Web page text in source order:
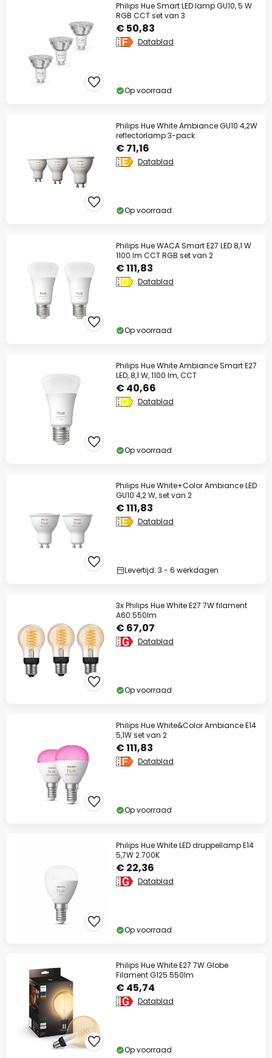
Philips Hue Smart LED lamp GU10, 5 W
RGB CCT set van 3
€ 50,83
Datablad
Op voorraad
Philips Hue White Ambiance GU10 4,2W
reflectorlamp 3-pack
€ 71,16
Datablad
Op voorraad
Philips Hue WACA Smart E27 LED 8,1 W
1100 lm CCT RGB set van 2
€ 111,83
Datablad
Op voorraad
Philips Hue White Ambiance Smart E27
LED, 8,1 W, 1100 lm, CCT
€ 40,66
Datablad
Op voorraad
Philips Hue White+Color Ambiance LED
GU10 4,2 W, set van 2
€ 111,83
Datablad
Levertijd: 3 - 6 werkdagen
3x Philips Hue White E27 7W filament
A60 550lm
€ 67,07
Datablad
Op voorraad
Philips Hue White&Color Ambiance E14
5,1W set van 2
€ 111,83
Datablad
Op voorraad
Philips Hue White LED druppellamp E14
5,7W 2.700K
€ 22,36
Datablad
Op voorraad
Philips Hue White E27 7W Globe
Filament G125 550lm
€ 45,74
Datablad
Op voorraad
Nu besparen
*Uitgesloten merken